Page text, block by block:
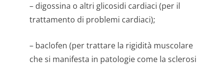
– digossina o altri glicosidi cardiaci (per il
trattamento di problemi cardiaci);
– baclofen (per trattare la rigidità muscolare
che si manifesta in patologie come la sclerosi